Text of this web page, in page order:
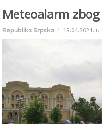
Meteoalarm
Republika Srpska 13.04.2021. u